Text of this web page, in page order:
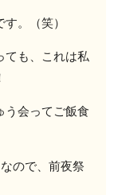
。（笑）
ても、これは私
う会ってご飯食
ので、前夜祭